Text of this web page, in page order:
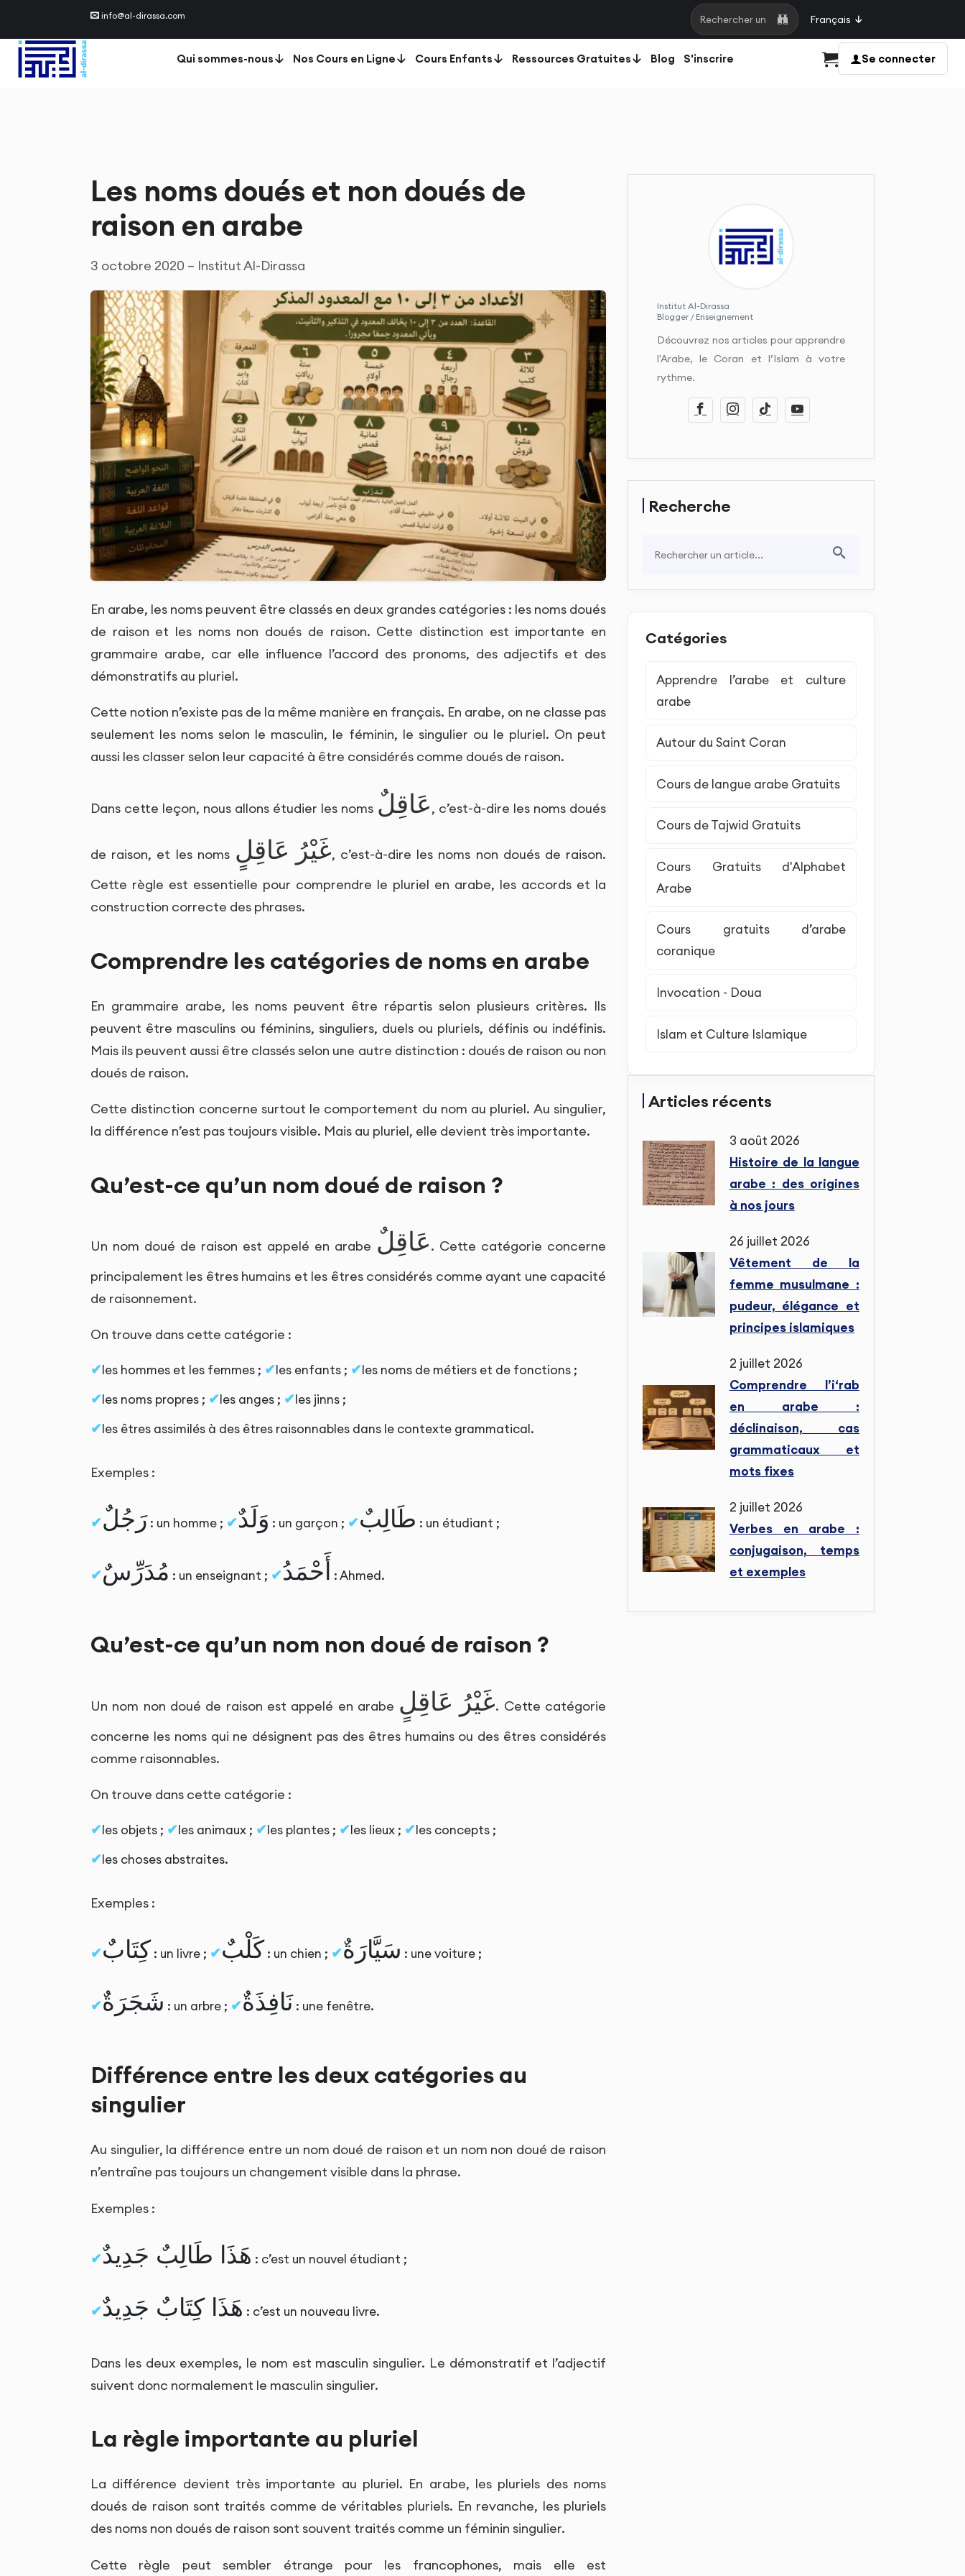
info@al-dirassa.com
Rechercher une page
Français
Qui sommes-nous Nos Cours en Ligne Cours Enfants Ressources Gratuites Blog S'inscrire
Panier
Se connecter
Les noms doués et non doués de
raison en arabe
3 octobre 2020 – Institut Al-Dirassa
En arabe, les noms peuvent être classés en deux grandes catégories : les noms doués
de raison et les noms non doués de raison. Cette distinction est importante en
grammaire arabe, car elle influence l’accord des pronoms, des adjectifs et des
démonstratifs au pluriel.
Cette notion n’existe pas de la même manière en français. En arabe, on ne classe pas
seulement les noms selon le masculin, le féminin, le singulier ou le pluriel. On peut
aussi les classer selon leur capacité à être considérés comme doués de raison.
Dans cette leçon, nous allons étudier les noms عَاقِلٌ, c’est-à-dire les noms doués
de raison, et les noms غَيْرُ عَاقِلٍ, c’est-à-dire les noms non doués de raison.
Cette règle est essentielle pour comprendre le pluriel en arabe, les accords et la
construction correcte des phrases.
Comprendre les catégories de noms en arabe
En grammaire arabe, les noms peuvent être répartis selon plusieurs critères. Ils
peuvent être masculins ou féminins, singuliers, duels ou pluriels, définis ou indéfinis.
Mais ils peuvent aussi être classés selon une autre distinction : doués de raison ou non
doués de raison.
Cette distinction concerne surtout le comportement du nom au pluriel. Au singulier,
la différence n’est pas toujours visible. Mais au pluriel, elle devient très importante.
Qu’est-ce qu’un nom doué de raison ?
Un nom doué de raison est appelé en arabe عَاقِلٌ. Cette catégorie concerne
principalement les êtres humains et les êtres considérés comme ayant une capacité
de raisonnement.
On trouve dans cette catégorie :
les hommes et les femmes ; les enfants ;
les noms de métiers et de fonctions ;
les noms propres ;
les anges ;
les jinns ;
les êtres assimilés à des êtres raisonnables dans le contexte grammatical.
Exemples :
رَجُلٌ : un homme ; وَلَدٌ : un garçon ; طَالِبٌ : un étudiant ;
مُدَرِّسٌ : un enseignant ; أَحْمَدُ : Ahmed.
Qu’est-ce qu’un nom non doué de raison ?
Un nom non doué de raison est appelé en arabe غَيْرُ عَاقِلٍ. Cette catégorie
concerne les noms qui ne désignent pas des êtres humains ou des êtres considérés
comme raisonnables.
On trouve dans cette catégorie :
les objets ; les animaux ; les plantes ; les lieux ;
les concepts ;
les choses abstraites.
Exemples :
كِتَابٌ : un livre ; كَلْبٌ : un chien ; سَيَّارَةٌ : une voiture ;
شَجَرَةٌ : un arbre ; نَافِذَةٌ : une fenêtre.
Différence entre les deux catégories au
singulier
Au singulier, la différence entre un nom doué de raison et un nom non doué de raison
n’entraîne pas toujours un changement visible dans la phrase.
Exemples :
هَذَا طَالِبٌ جَدِيدٌ : c’est un nouvel étudiant ;
هَذَا كِتَابٌ جَدِيدٌ : c’est un nouveau livre.
Dans les deux exemples, le nom est masculin singulier. Le démonstratif et l’adjectif
suivent donc normalement le masculin singulier.
La règle importante au pluriel
La différence devient très importante au pluriel. En arabe, les pluriels des noms
doués de raison sont traités comme de véritables pluriels. En revanche, les pluriels
des noms non doués de raison sont souvent traités comme un féminin singulier.
Cette règle peut sembler étrange pour les francophones, mais elle est
Institut Al-Dirassa
Blogger / Enseignement
Découvrez nos articles pour apprendre
l'Arabe, le Coran et l’Islam à votre
rythme.
Recherche
Catégories
Apprendre l’arabe et culture
arabe
Autour du Saint Coran
Cours de langue arabe Gratuits
Cours de Tajwid Gratuits
Cours Gratuits d'Alphabet
Arabe
Cours gratuits d’arabe
coranique
Invocation - Doua
Islam et Culture Islamique
Articles récents
3 août 2026
Histoire de la langue
arabe : des origines
à nos jours
26 juillet 2026
Vêtement de la
femme musulmane :
pudeur, élégance et
principes islamiques
2 juillet 2026
Comprendre l’i‘rab
en arabe :
déclinaison, cas
grammaticaux et
mots fixes
2 juillet 2026
Verbes en arabe :
conjugaison, temps
et exemples